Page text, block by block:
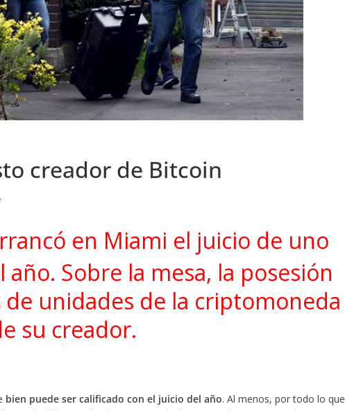
creador de Bitcoin
en Miami el juicio de uno
año. Sobre la mesa, la posesión
unidades de la criptomoneda
su creador.
bien puede ser calificado con el juicio del año. Al menos, por todo lo que